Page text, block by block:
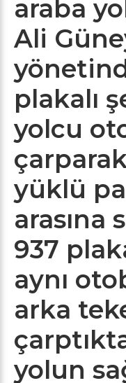
araba
Ali
plakalı
yolcu
yüklü
arasına
937
aynı
arka
yolun